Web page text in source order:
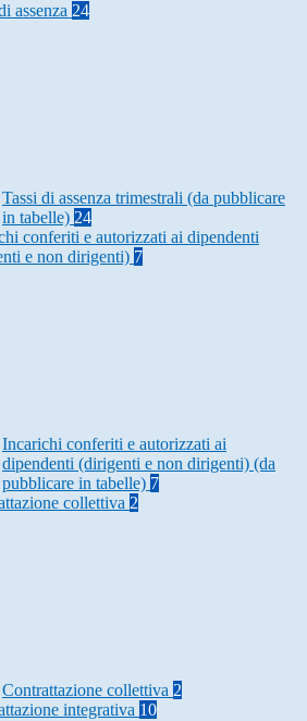
assenza 24
Tassi di assenza trimestrali (da pubblicare
in tabelle) 24
conferiti e autorizzati ai dipendenti
e non dirigenti) 7
Incarichi conferiti e autorizzati ai
dipendenti (dirigenti e non dirigenti) (da
pubblicare in tabelle) 7
collettiva 2
Contrattazione collettiva 2
integrativa 10